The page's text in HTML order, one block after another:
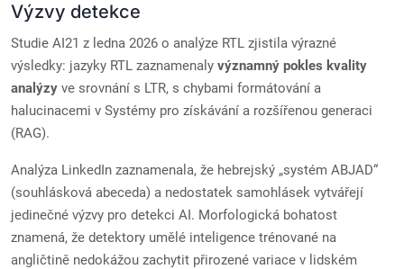
Výzvy detekce
Studie AI21 z ledna 2026 o analýze RTL zjistila výrazné
výsledky: jazyky RTL zaznamenaly významný pokles kvality
analýzy ve srovnání s LTR, s chybami formátování a
halucinacemi v Systémy pro získávání a rozšířenou generaci
(RAG).
Analýza LinkedIn zaznamenala, že hebrejský „systém ABJAD“
(souhlásková abeceda) a nedostatek samohlásek vytvářejí
jedinečné výzvy pro detekci AI. Morfologická bohatost
znamená, že detektory umělé inteligence trénované na
angličtině nedokážou zachytit přirozené variace v lidském